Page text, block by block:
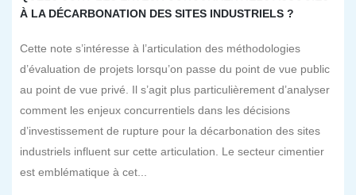
À LA DÉCARBONATION DES SITES INDUSTRIELS ?
Cette note s’intéresse à l’articulation des méthodologies
d’évaluation de projets lorsqu’on passe du point de vue public
au point de vue privé. Il s’agit plus particulièrement d’analyser
comment les enjeux concurrentiels dans les décisions
d’investissement de rupture pour la décarbonation des sites
industriels influent sur cette articulation. Le secteur cimentier
est emblématique à cet...